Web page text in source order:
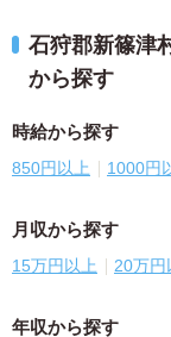
石狩郡新篠津
から探す
時給から探す
850円以上 1000円
月収から探す
15万円以上 20万円
年収から探す